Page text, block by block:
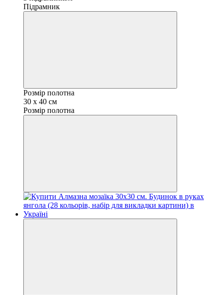
Підрамник
Розмір полотна
30 х 40 см
Розмір полотна